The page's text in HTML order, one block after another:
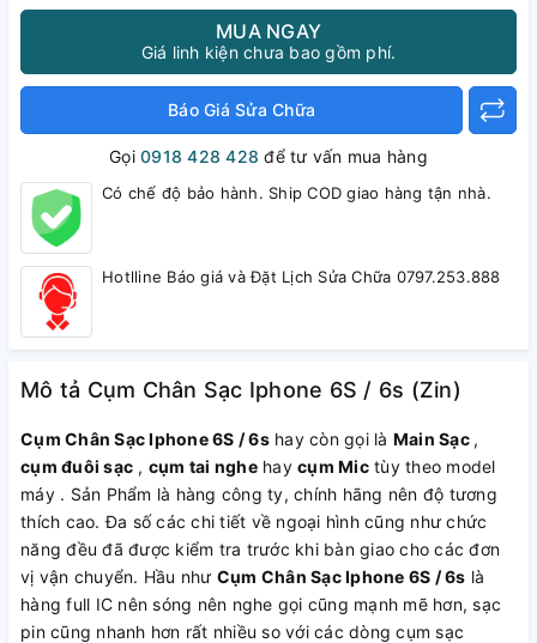
MUA NGAY
Giá linh kiện chưa bao gồm phí.
Báo Giá Sửa Chữa
Gọi0918 428 428 để tư vấn mua hàng
Có chế độ bảo hành. Ship COD giao hàng tận nhà.
Hotlline Báo giá và Đặt Lịch Sửa Chữa 0797.253.888
Mô tả Cụm Chân Sạc Iphone 6S / 6s (Zin)
Cụm Chân Sạc Iphone 6S / 6shay còn gọi là Main Sạc ,
cụm đuôi sạc , cụm tai nghehay cụm Mictùy theo model
máy . Sản Phẩm là hàng công ty, chính hãng nên độ tương
thích cao. Đa số các chi tiết về ngoại hình cũng như chức
năng đều đã được kiểm tra trước khi bàn giao cho các đơn
vị vận chuyển. Hầu như Cụm Chân Sạc Iphone 6S / 6s là
hàng full IC nên sóng nên nghe gọi cũng mạnh mẽ hơn, sạc
pin cũng nhanh hơn rất nhiều so với các dòng cụm sạc